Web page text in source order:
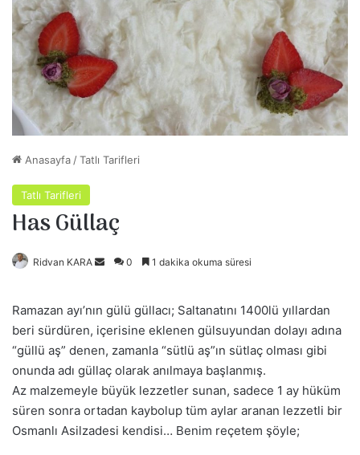
Anasayfa /Tatlı Tarifleri
Tatlı Tarifleri
Has Güllaç
Ridvan KARA
e
p
o
s
t
a
0 1 dakika okuma süresi
Ramazan ayı’nın gülü güllacı; Saltanatını 1400lü yıllardan
beri sürdüren, içerisine eklenen gülsuyundan dolayı adına
“güllü aş” denen, zamanla “sütlü aş”ın sütlaç olması gibi
onunda adı güllaç olarak anılmaya başlanmış.
Az malzemeyle büyük lezzetler sunan, sadece 1 ay hüküm
süren sonra ortadan kaybolup tüm aylar aranan lezzetli bir
Osmanlı Asilzadesi kendisi… Benim reçetem şöyle;